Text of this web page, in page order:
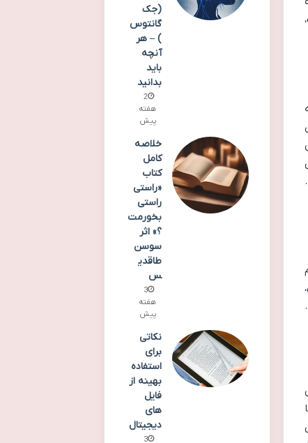
(جک
گانتوس
) – هر
آنچه
باید
بدانید
2
هفته
پیش
خلاصه
کامل
کتاب
«راستی
راستی
بخورمت
؟» اثر
سوسن
طاقدی
س
3
هفته
پیش
نکاتی
برای
استفاده
بهینه از
فایل
های
دیجیتال
3